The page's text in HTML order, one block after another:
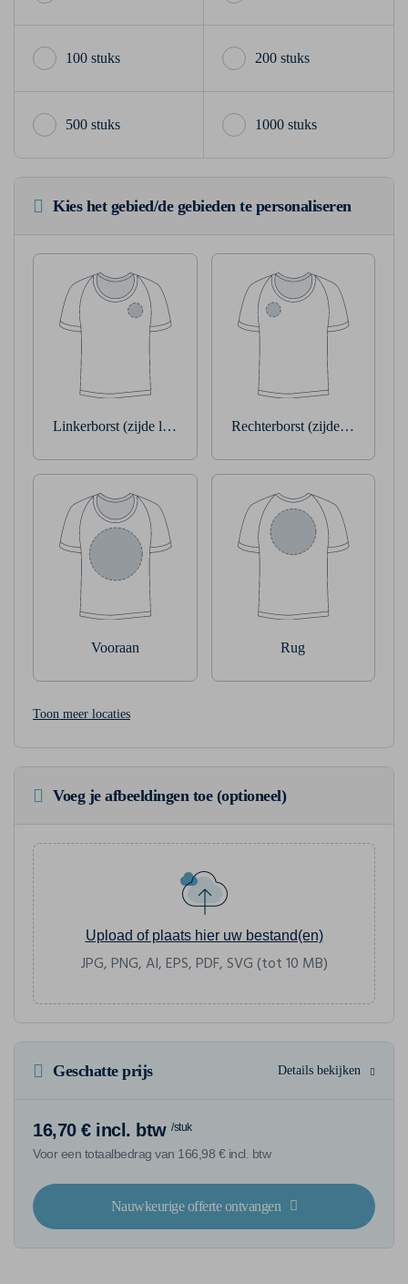
100 stuks 200 stuks
500 stuks 1000 stuks
Kies het gebied/de gebieden te personaliseren
Linkerborst (zijde linkerarm) Rechterborst (zijde
Vooraan Rug
Toon meer locaties
Voeg je afbeeldingen toe (optioneel)
Upload of plaats hier uw bestand(en)
JPG, PNG, AI, EPS, PDF, SVG (tot 10 MB)
Geschatte prijs Details bekijken
16,70 € incl. btw /stuk
Voor een totaalbedrag van 166,98 € incl. btw
Nauwkeurige offerte ontvangen